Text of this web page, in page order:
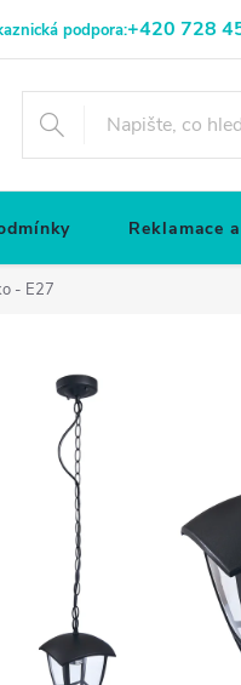
podpora:+420 728
Reklamace
- E27